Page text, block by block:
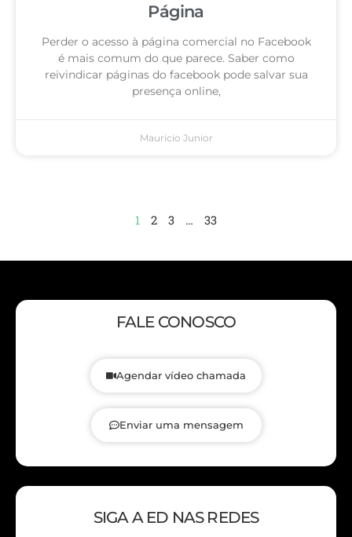
Página
Perder o acesso à página comercial no Facebook
é mais comum do que parece. Saber como
reivindicar páginas do facebook pode salvar sua
presença online,
Mauricio Junior
1 2 3 … 33
FALE CONOSCO
Agendar vídeo chamada
Enviar uma mensagem
SIGA A ED NAS REDES